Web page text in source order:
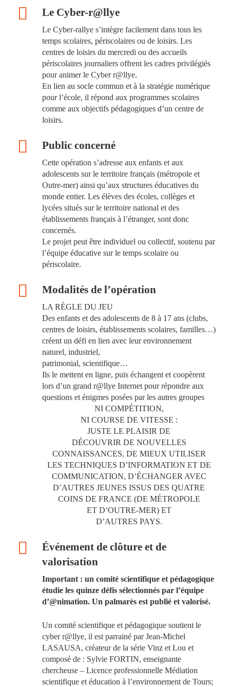
Le Cyber-r@llye
Le Cyber-rallye s’intègre facilement dans tous les
temps scolaires, périscolaires ou de loisirs. Les
centres de loisirs du mercredi ou des accueils
périscolaires journaliers offrent les cadres privilégiés
pour animer le Cyber r@llye.
En lien au socle commun et à la stratégie numérique
pour l’école, il répond aux programmes scolaires
comme aux objectifs pédagogiques d’un centre de
loisirs.
Public concerné
Cette opération s’adresse aux enfants et aux
adolescents sur le territoire français (métropole et
Outre-mer) ainsi qu’aux structures éducatives du
monde entier. Les élèves des écoles, collèges et
lycées situés sur le territoire national et des
établissements français à l’étranger, sont donc
concernés.
Le projet peut être individuel ou collectif, soutenu par
l’équipe éducative sur le temps scolaire ou
périscolaire.
Modalités de l’opération
LA RÈGLE DU JEU
Des enfants et des adolescents de 8 à 17 ans (clubs,
centres de loisirs, établissements scolaires, familles…)
créent un défi en lien avec leur environnement
naturel, industriel,
patrimonial, scientifique…
Ils le mettent en ligne, puis échangent et coopèrent
lors d’un grand r@llye Internet pour répondre aux
questions et énigmes posées par les autres groupes
NI COMPÉTITION,
NI COURSE DE VITESSE :
JUSTE LE PLAISIR DE
DÉCOUVRIR DE NOUVELLES
CONNAISSANCES, DE MIEUX UTILISER
LES TECHNIQUES D’INFORMATION ET DE
COMMUNICATION, D’ÉCHANGER AVEC
D’AUTRES JEUNES ISSUS DES QUATRE
COINS DE FRANCE (DE MÉTROPOLE
ET D’OUTRE-MER) ET
D’AUTRES PAYS.
Événement de clôture et de
valorisation
Important : un comité scientifique et pédagogique
étudie les quinze défis sélectionnés par l’équipe
d’@nimation. Un palmarès est publié et valorisé.
Un comité scientifique et pédagogique soutient le
cyber r@llye, il est parrainé par Jean-Michel
LASAUSA, créateur de la série Vinz et Lou et
composé de : Sylvie FORTIN, enseignante
chercheuse – Licence professionnelle Médiation
scientifique et éducation à l’environnement de Tours;